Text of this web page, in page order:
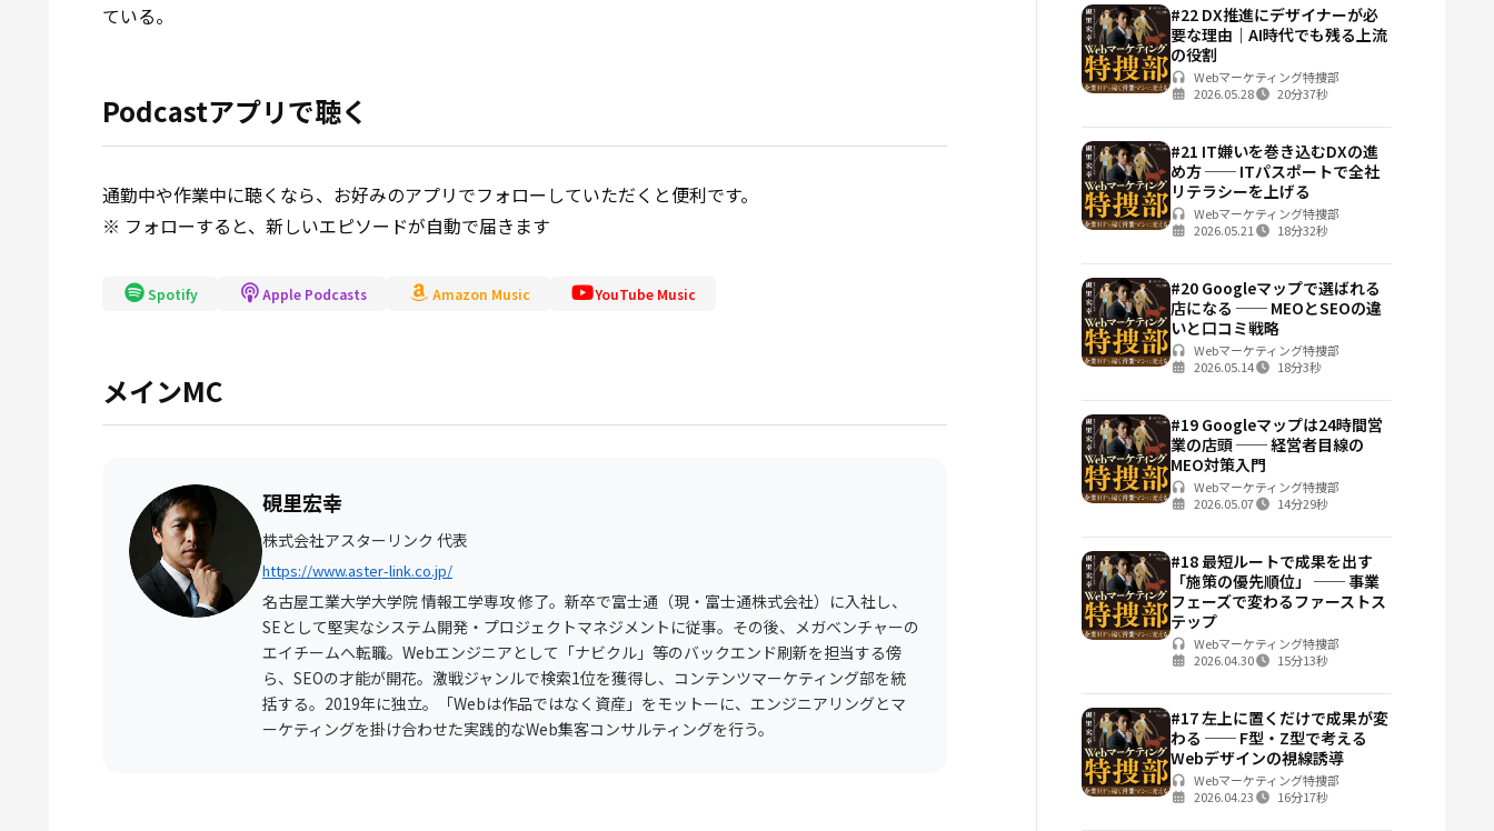
ている。
Podcastアプリで聴く
通勤中や作業中に聴くなら、お好みのアプリでフォローしていただくと便利です。
※ フォローすると、新しいエピソードが自動で届きます
Spotify Apple Podcasts Amazon Music YouTube Music
メインMC
⁠硯里宏幸
株式会社アスターリンク 代表
https://www.aster-link.co.jp/
名古屋工業大学大学院 情報工学専攻 修了。新卒で富士通（現・富士通株式会社）に入社し、
SEとして堅実なシステム開発・プロジェクトマネジメントに従事。その後、メガベンチャーの
エイチームへ転職。Webエンジニアとして「ナビクル」等のバックエンド刷新を担当する傍
ら、SEOの才能が開花。激戦ジャンルで検索1位を獲得し、コンテンツマーケティング部を統
括する。2019年に独立。「Webは作品ではなく資産」をモットーに、エンジニアリングとマ
ーケティングを掛け合わせた実践的なWeb集客コンサルティングを行う。
#22 DX推進にデザイナーが必
要な理由｜AI時代でも残る上流
の役割
Webマーケティング特捜部
2026.05.28
20分37秒
#21 IT嫌いを巻き込むDXの進
め方 ── ITパスポートで全社
リテラシーを上げる
Webマーケティング特捜部
2026.05.21
18分32秒
#20 Googleマップで選ばれる
店になる ── MEOとSEOの違
いと口コミ戦略
Webマーケティング特捜部
2026.05.14
18分3秒
#19 Googleマップは24時間営
業の店頭 ── 経営者目線の
MEO対策入門
Webマーケティング特捜部
2026.05.07
14分29秒
#18 最短ルートで成果を出す
「施策の優先順位」 ── 事業
フェーズで変わるファーストス
テップ
Webマーケティング特捜部
2026.04.30
15分13秒
#17 左上に置くだけで成果が変
わる ── F型・Z型で考える
Webデザインの視線誘導
Webマーケティング特捜部
2026.04.23
16分17秒